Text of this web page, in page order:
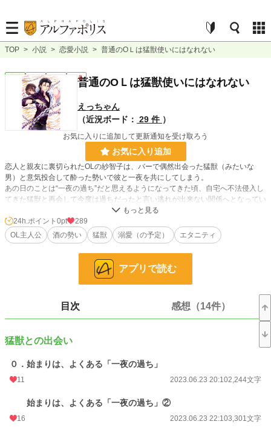
TOP > 小説 > 恋愛小説 > 普通のOＬは猛獣使いにはなれない
完結 短編 R18普通のOＬは猛獣使いにはなれない
えっちゃん
（近況ボード： 29 件 ）
お気に入りに追加して更新通知を受け取ろう
お気に入り追加
恋人と親友に裏切られたOLの紗智子は、バーで偶然出会った猛獣（みたいな
男）と意気投合して酔った勢いで彼と一夜を共にしてしまう。
あの日のことは“一夜の過ち”だと思えるようになってきた頃、自宅へ不法侵入し
てきた猛獣と再会して今度は過ちだったと言い逃れが出来ない関係へとなってい
普通のOLとマフィアな男の、体から始まる関係の話。
＊ただ今、不定期更新になっています。すみません。
＊他サイトにも投稿しています。
＊素敵な表紙イラストは氷川こち様（@dakdakhk）
66,396 位 / 66,396 件
文字数
更新日時 2023.07.21 20:10
初回公開日時
24h.ポイント 0pt
289
OL主人公
酒の勢い 猛獣 溺愛（の予定） エタニティ
アプリで読む
目次 感想（14件）
猛獣との出会い
０．始まりは、よくある「一夜の過ち」
11 2023.06.23 20:102,244文字
始まりは、よくある「一夜の過ち」②
16 2023.06.23 22:103,301文字